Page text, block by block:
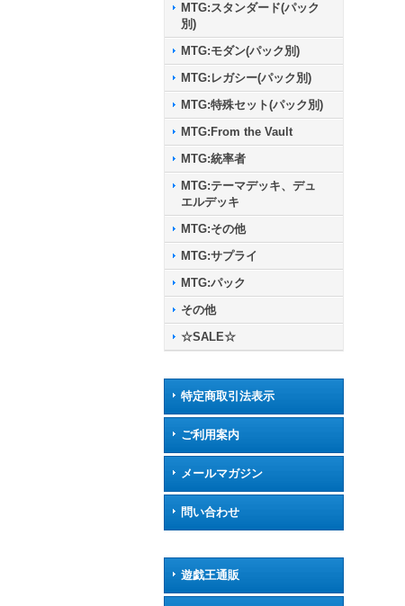
MTG:スタンダード(パック
別)
MTG:モダン(パック別)
MTG:レガシー(パック別)
MTG:特殊セット(パック別)
MTG:From the Vault
MTG:統率者
MTG:テーマデッキ、デュ
エルデッキ
MTG:その他
MTG:サプライ
MTG:パック
その他
☆SALE☆
特定商取引法表示
ご利用案内
メールマガジン
問い合わせ
遊戯王通販